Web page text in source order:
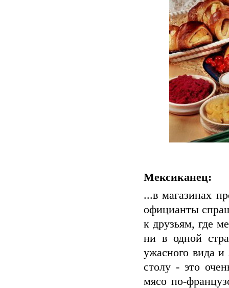
Мексиканец:
...в магазинах
официанты
к друзьям, где
ни в одной
ужасного вида и
столу - это
мясо по-